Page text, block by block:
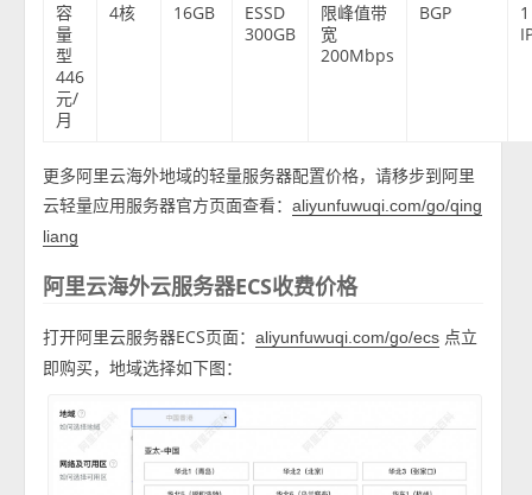
容
量
型
446
元/
月
4核 16GB
ESSD
300GB
限峰值带
宽
200Mbps
BGP
1
更多阿里云海外地域的轻量服务器配置价格，请移步到阿里
云轻量应用服务器官方页面查看：aliyunfuwuqi.com/go/qing
liang
阿里云海外云服务器ECS收费价格
打开阿里云服务器ECS页面：aliyunfuwuqi.com/go/ecs 点立
即购买，地域选择如下图：